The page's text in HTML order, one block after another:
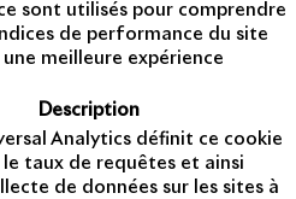
sont utilisés pour comprendre
de performance du site
meilleure expérience
Description
Analytics définit ce cookie
taux de requêtes et ainsi
de données sur les sites à